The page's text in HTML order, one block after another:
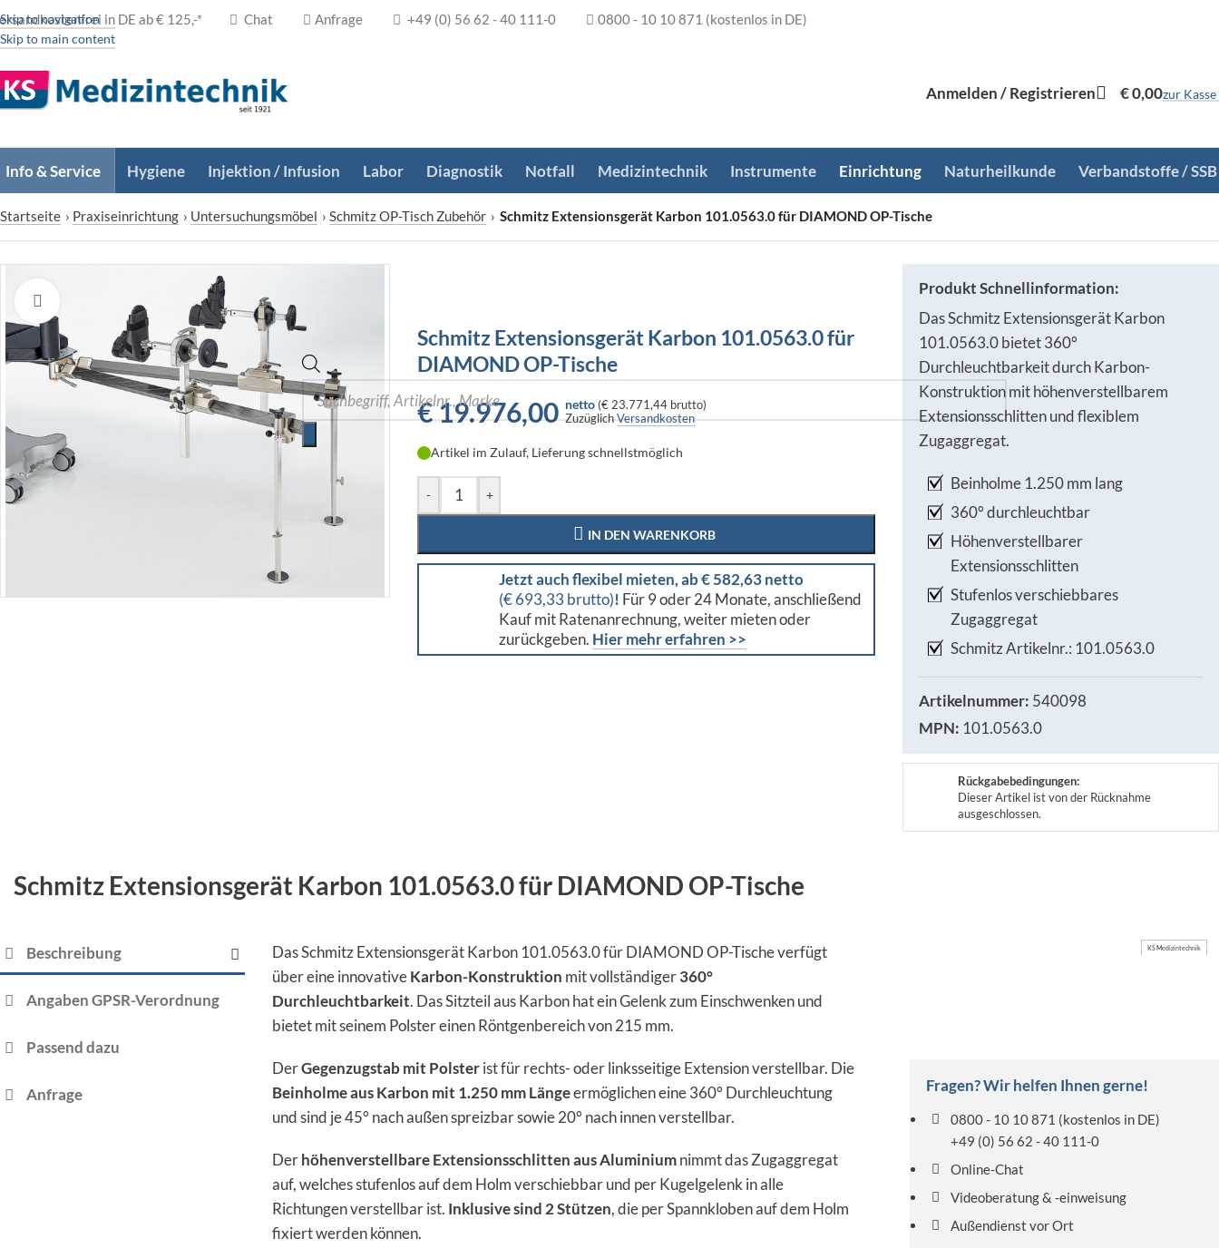
Skip to navigation
Skip to main content
in DE ab € 125,-* Chat Anfrage +49 (0) 56 62 - 40 111-0 0800 - 10 10 871 (kostenlos in DE)
Anmelden / Registrieren €0,00zur Kasse
Info & Service Hygiene Injektion / Infusion Labor Diagnostik Notfall Medizintechnik Instrumente Einrichtung Naturheilkunde Verbandstoffe / SSB
Startseite › Praxiseinrichtung › Untersuchungsmöbel › Schmitz OP-Tisch Zubehör › Schmitz Extensionsgerät Karbon 101.0563.0 für DIAMOND OP-Tische
Zum Vergrößern klicken
Schmitz Extensionsgerät Karbon 101.0563.0 für
DIAMOND OP-Tische
€19.976,00 netto (€ 23.771,44 brutto)
ZuzüglichVersandkosten
Artikel im Zulauf, Lieferung schnellstmöglich
- +
IN DEN WARENKORB
Jetzt auch flexibel mieten, ab € 582,63 netto
(€ 693,33 brutto)! Für 9 oder 24 Monate, anschließend
Kauf mit Ratenanrechnung, weiter mieten oder
zurückgeben. Hier mehr erfahren >>
Produkt Schnellinformation:
Das Schmitz Extensionsgerät Karbon
101.0563.0 bietet 360°
Durchleuchtbarkeit durch Karbon-
Konstruktion mit höhenverstellbarem
Extensionsschlitten und flexiblem
Zugaggregat.
Beinholme 1.250 mm lang
360° durchleuchtbar
Höhenverstellbarer
Extensionsschlitten
Stufenlos verschiebbares
Zugaggregat
Schmitz Artikelnr.: 101.0563.0
Artikelnummer: 540098
MPN: 101.0563.0
Rückgabebedingungen:
Dieser Artikel ist von der Rücknahme
ausgeschlossen.
Schmitz Extensionsgerät Karbon 101.0563.0 für DIAMOND OP-Tische
Beschreibung
Angaben GPSR-Verordnung
Passend dazu
Anfrage
Das Schmitz Extensionsgerät Karbon 101.0563.0 für DIAMOND OP-Tische verfügt
über eine innovativeKarbon-Konstruktion mit vollständiger360°
Durchleuchtbarkeit. Das Sitzteil aus Karbon hat ein Gelenk zum Einschwenken und
bietet mit seinem Polster einen Röntgenbereich von 215 mm.
DerGegenzugstab mit Polsterist für rechts- oder linksseitige Extension verstellbar. Die
Beinholme aus Karbon mit 1.250 mm Längeermöglichen eine 360° Durchleuchtung
und sind je 45° nach außen spreizbar sowie 20° nach innen verstellbar.
Derhöhenverstellbare Extensionsschlitten aus Aluminiumnimmt das Zugaggregat
auf, welches stufenlos auf dem Holm verschiebbar und per Kugelgelenk in alle
Richtungen verstellbar ist. Inklusive sind 2 Stützen, die per Spannkloben auf dem Holm
fixiert werden können.
KS Medizintechnik
Fragen? Wir helfen Ihnen gerne!
0800 - 10 10 871 (kostenlos in DE)
+49 (0) 56 62 - 40 111-0
Online-Chat
Videoberatung & -einweisung
Außendienst vor Ort